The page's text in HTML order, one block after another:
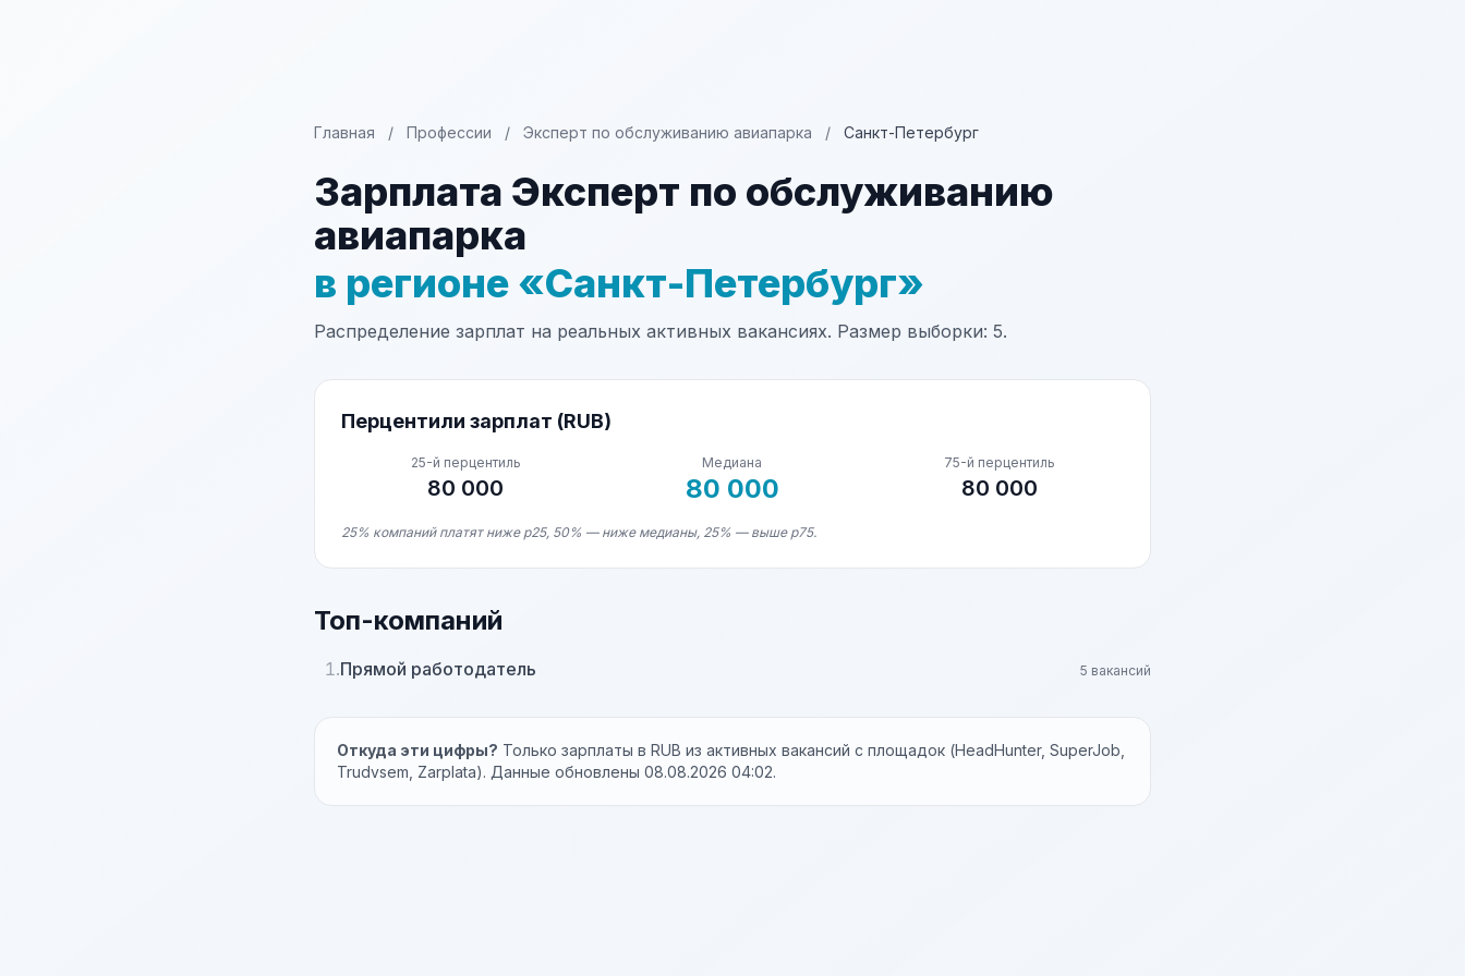
Главная / Профессии / Эксперт по обслуживанию авиапарка / Санкт-Петербург
Зарплата Эксперт по обслуживанию
авиапарка
в регионе «Санкт-Петербург»
Распределение зарплат на реальных активных вакансиях. Размер выборки: 5.
Перцентили зарплат (RUB)
25-й перцентиль
80 000
Медиана
80 000
75-й перцентиль
80 000
25% компаний платят ниже p25, 50% — ниже медианы, 25% — выше p75.
Топ-компаний
1.Прямой работодатель 5 вакансий
Откуда эти цифры? Только зарплаты в RUB из активных вакансий с площадок (HeadHunter, SuperJob,
Trudvsem, Zarplata). Данные обновлены 08.08.2026 04:02.